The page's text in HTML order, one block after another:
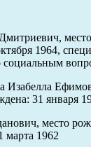
1964,
Изабелла
31 января
место
марта 1962